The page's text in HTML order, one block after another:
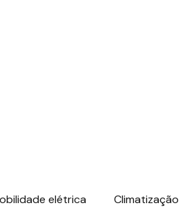
elétrica Climatização